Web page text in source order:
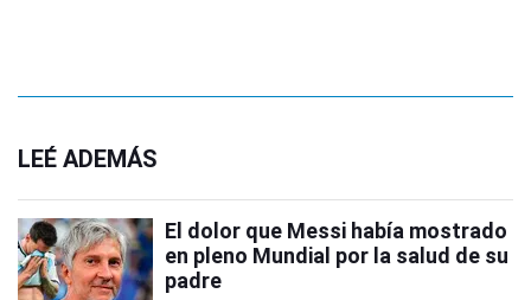
LEÉ ADEMÁS
El dolor que Messi había mostrado
en pleno Mundial por la salud de su
padre